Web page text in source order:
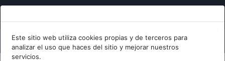
Este sitio web utiliza cookies propias y de terceros para
analizar el uso que haces del sitio y mejorar nuestros
servicios.